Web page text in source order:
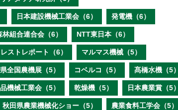
日本建設機械工業会（6） 発電機（6）
組合連合会（6） NTT東日本（6）
ストレポート（6） マルマス機械（5）
全国農機展（5） コベルコ（5） 髙橋水機（5）
機械工業会（5） 乾燥機（5） 日本農業賞（5）
秋田県農業機械化ショー（5） 農業食料工学会（5）